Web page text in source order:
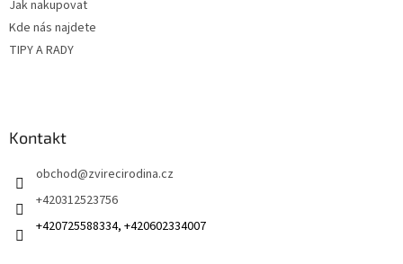
Jak nakupovat
Kde nás najdete
TIPY A RADY
Kontakt
obchod@zvirecirodina.cz
+420312523756
+420725588334, +420602334007